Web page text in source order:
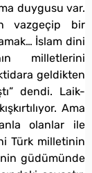
duygusu var.
vazgeçip bir
İslam dini
milletlerini
geldikten
dendi. Laik-
Ama
olanlar ile
Türk milletinin
güdümünde